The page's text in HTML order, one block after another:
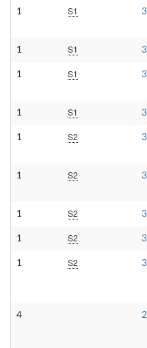
1 S1
1 S1
1 S1
1 S1
1 S2
1 S2
1 S2
1 S2
1 S2
4